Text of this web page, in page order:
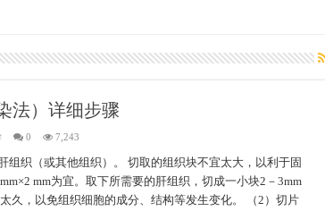
法）详细步骤
0 7,243
组织（或其他组织）。 切取的组织块不宜太大，以利于固
mm为宜。取下所需要的肝组织，切成一小块2－3mm
久，以免组织细胞的成分、结构等发生变化。 （2）切片